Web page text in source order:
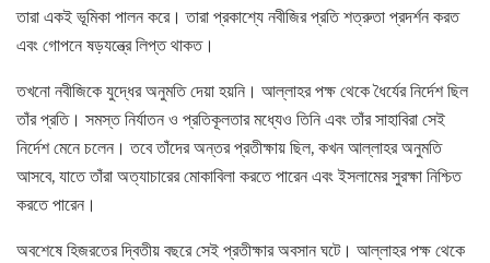
তারা একই ভূমিকা পালন করে। তারা প্রকাশ্যে নবীজির প্রতি শত্রুতা প্রদর্শন করত
এবং গোপনে ষড়যন্ত্রে লিপ্ত থাকত।
তখনো নবীজিকে যুদ্ধের অনুমতি দেয়া হয়নি। আল্লাহর পক্ষ থেকে ধৈর্যের নির্দেশ ছিল
তাঁর প্রতি। সমস্ত নির্যাতন ও প্রতিকূলতার মধ্যেও তিনি এবং তাঁর সাহাবিরা সেই
নির্দেশ মেনে চলেন। তবে তাঁদের অন্তর প্রতীক্ষায় ছিল, কখন আল্লাহর অনুমতি
আসবে, যাতে তাঁরা অত্যাচারের মোকাবিলা করতে পারেন এবং ইসলামের সুরক্ষা নিশ্চিত
করতে পারেন।
অবশেষে হিজরতের দ্বিতীয় বছরে সেই প্রতীক্ষার অবসান ঘটে। আল্লাহর পক্ষ থেকে